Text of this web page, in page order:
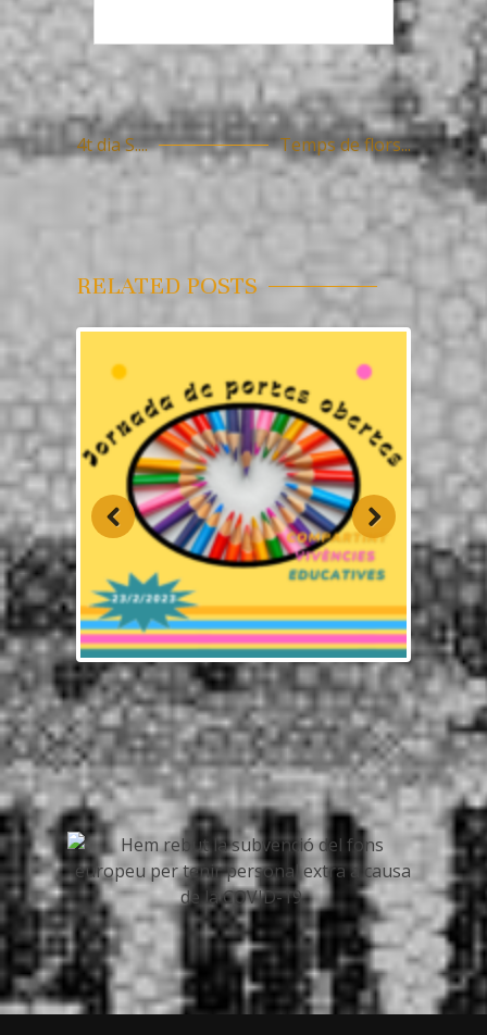
4t dia S.... Temps de flors...
RELATED POSTS